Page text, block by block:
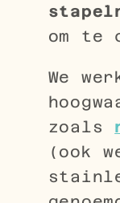
om te
We
zoals
(ook